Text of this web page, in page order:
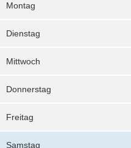
Montag
Dienstag
Mittwoch
Donnerstag
Freitag
Samstag